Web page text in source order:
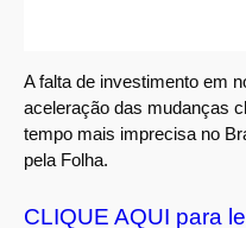
A falta de investimento em
aceleração das mudanças
tempo mais imprecisa no
pela Folha.
CLIQUE AQUI para